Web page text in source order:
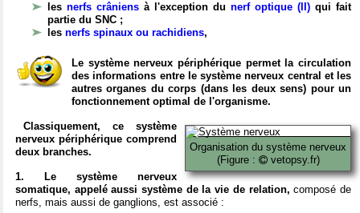
les nerfs crâniens à l'exception du nerf optique (II) qui fait
partie du SNC ;
les nerfs spinaux ou rachidiens,
Le système nerveux périphérique permet la circulation
des informations entre le système nerveux central et les
autres organes du corps (dans les deux sens) pour un
fonctionnement optimal de l'organisme.
Organisation du système nerveux
(Figure :
vetopsy.fr)
Classiquement, ce système
nerveux périphérique comprend
deux branches.
1. Le système nerveux
somatique, appelé aussi système de la vie de relation, composé de
nerfs, mais aussi de ganglions, est associé :